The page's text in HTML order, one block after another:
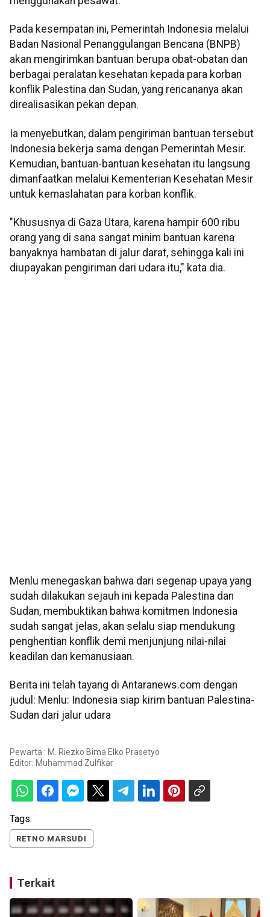
Pada kesempatan ini, Pemerintah Indonesia melalui
Badan Nasional Penanggulangan Bencana (BNPB)
akan mengirimkan bantuan berupa obat-obatan dan
berbagai peralatan kesehatan kepada para korban
konflik Palestina dan Sudan, yang rencananya akan
direalisasikan pekan depan.
Ia menyebutkan, dalam pengiriman bantuan tersebut
Indonesia bekerja sama dengan Pemerintah Mesir.
Kemudian, bantuan-bantuan kesehatan itu langsung
dimanfaatkan melalui Kementerian Kesehatan Mesir
untuk kemaslahatan para korban konflik.
"Khususnya di Gaza Utara, karena hampir 600 ribu
orang yang di sana sangat minim bantuan karena
banyaknya hambatan di jalur darat, sehingga kali ini
diupayakan pengiriman dari udara itu," kata dia.
Menlu menegaskan bahwa dari segenap upaya yang
sudah dilakukan sejauh ini kepada Palestina dan
Sudan, membuktikan bahwa komitmen Indonesia
sudah sangat jelas, akan selalu siap mendukung
penghentian konflik demi menjunjung nilai-nilai
keadilan dan kemanusiaan.
Berita ini telah tayang di Antaranews.com dengan
judul: Menlu: Indonesia siap kirim bantuan Palestina-
Sudan dari jalur udara
Pewarta : M. Riezko Bima Elko Prasetyo
Editor: Muhammad Zulfikar
Tags:
RETNO MARSUDI
Terkait